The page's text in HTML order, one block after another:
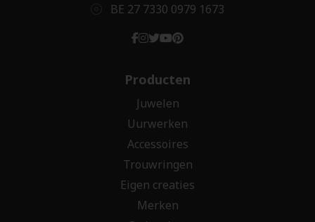
BE 27 7330 0979 1673
Producten
Juwelen
Uurwerken
Accessoires
Trouwringen
Eigen creaties
Merken